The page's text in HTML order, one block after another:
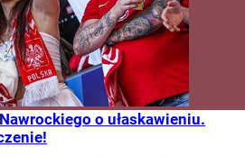
o ułaskawieniu.